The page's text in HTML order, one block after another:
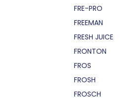
FRE-PRO
FREEMAN
FRESH JUICE
FRONTON
FROS
FROSH
FROSCH